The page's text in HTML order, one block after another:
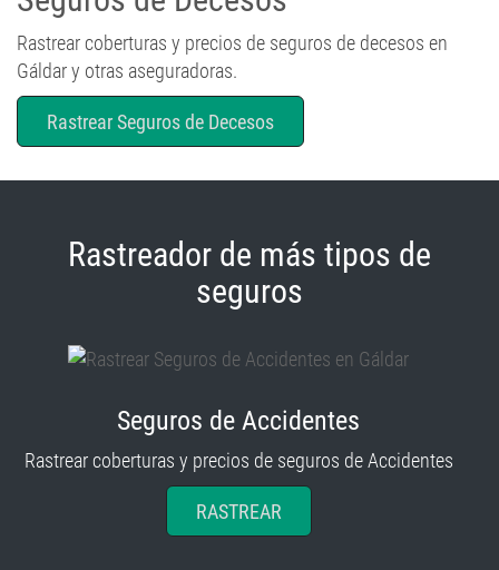
Rastrear coberturas y precios de seguros de decesos en
Gáldar y otras aseguradoras.
Rastrear Seguros de Decesos
Rastreador de más tipos de
seguros
Seguros de Accidentes
Rastrear coberturas y precios de seguros de Accidentes
RASTREAR